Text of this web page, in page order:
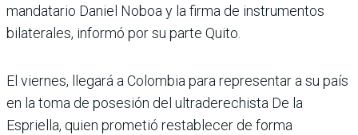
mandatario Daniel Noboa y la firma de instrumentos
bilaterales, informó por su parte Quito.
El viernes, llegará a Colombia para representar a su país
en la toma de posesión del ultraderechista De la
Espriella, quien prometió restablecer de forma